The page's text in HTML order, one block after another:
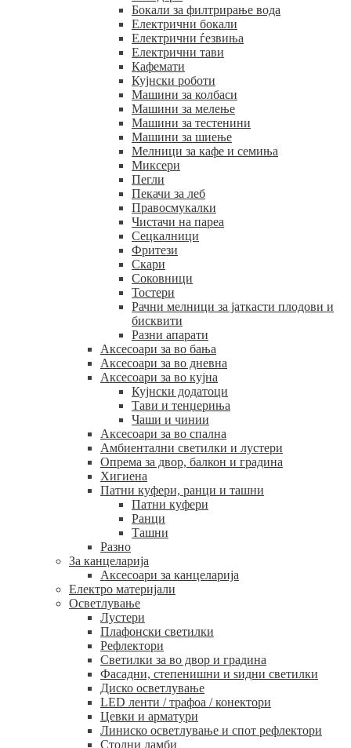
Бокали за филтрирање вода
Електрични бокали
Електрични ѓезвиња
Електрични тави
Кафемати
Кујнски роботи
Машини за колбаси
Машини за мелење
Машини за тестенини
Машини за шиење
Мелници за кафе и семиња
Миксери
Пегли
Пекачи за леб
Правосмукалки
Чистачи на пареа
Сецкалници
Фритези
Скари
Соковници
Тостери
Рачни мелници за јаткасти плодови и
бисквити
Разни апарати
Аксесоари за во бања
Аксесоари за во дневна
Аксесоари за во кујна
Кујнски додатоци
Тави и тенџериња
Чаши и чинии
Аксесоари за во спална
Амбиентални светилки и лустери
Опрема за двор, балкон и градина
Хигиена
Патни куфери, ранци и ташни
Патни куфери
Ранци
Ташни
Разно
За канцеларија
Аксесоари за канцеларија
Електро материјали
Осветлување
Лустери
Плафонски светилки
Рефлектори
Светилки за во двор и градина
Фасадни, степенишни и ѕидни светилки
Диско осветлување
LED ленти / трафоа / конектори
Цевки и арматури
Линиско осветлување и спот рефлектори
Столни ламби